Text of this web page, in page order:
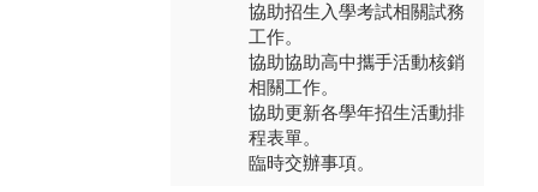
協助招生入學考試相關試務
工作。
協助協助高中攜手活動核銷
相關工作。
​協助更新各學年招生活動排
程表單。
臨時交辦事項。